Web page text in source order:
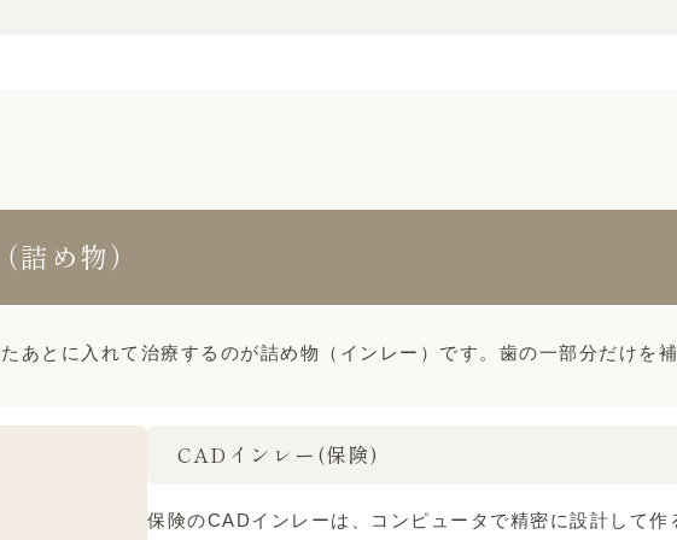
詰め物）
あとに入れて治療するのが詰め物（インレー）です。歯の一部分だけを
CADインレー(保険)
保険のCADインレーは、コンピュータで精密に設計して